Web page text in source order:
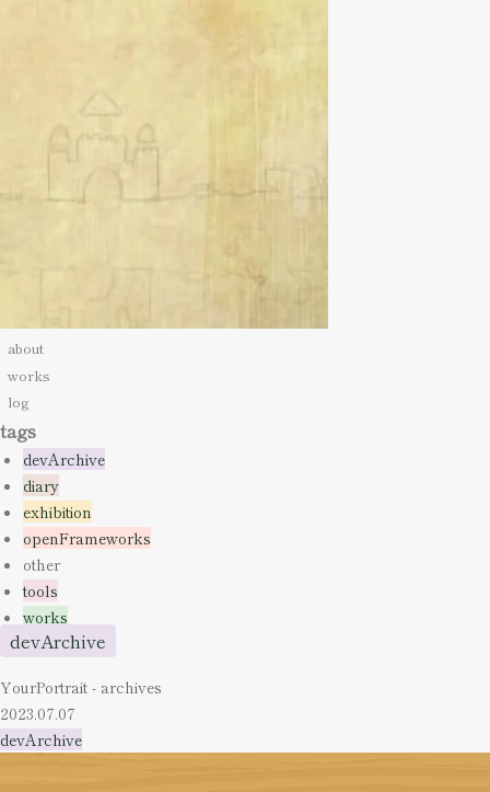
about
works
log
tags
devArchive
diary
exhibition
openFrameworks
other
tools
works
devArchive
YourPortrait - archives
2023.07.07
devArchive